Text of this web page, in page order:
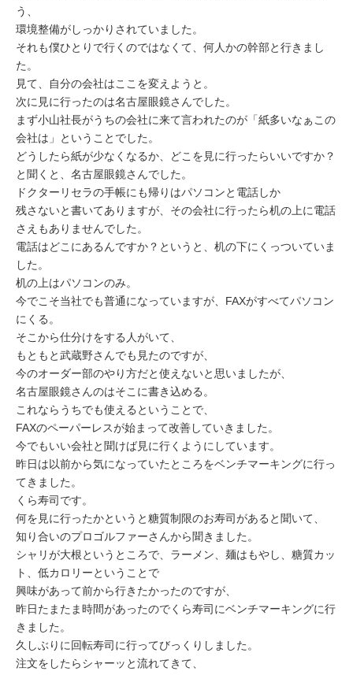
う、
環境整備がしっかりされていました。
それも僕ひとりで行くのではなくて、何人かの幹部と行きまし
た。
見て、自分の会社はここを変えようと。
次に見に行ったのは名古屋眼鏡さんでした。
まず小山社長がうちの会社に来て言われたのが「紙多いなぁこの
会社は」ということでした。
どうしたら紙が少なくなるか、どこを見に行ったらいいですか？
と聞くと、名古屋眼鏡さんでした。
ドクターリセラの手帳にも帰りはパソコンと電話しか
残さないと書いてありますが、その会社に行ったら机の上に電話
さえもありませんでした。
電話はどこにあるんですか？というと、机の下にくっついていま
した。
机の上はパソコンのみ。
今でこそ当社でも普通になっていますが、FAXがすべてパソコン
にくる。
そこから仕分けをする人がいて、
もともと武蔵野さんでも見たのですが、
今のオーダー部のやり方だと使えないと思いましたが、
名古屋眼鏡さんのはそこに書き込める。
これならうちでも使えるということで、
FAXのペーパーレスが始まって改善していきました。
今でもいい会社と聞けば見に行くようにしています。
昨日は以前から気になっていたところをベンチマーキングに行っ
てきました。
くら寿司です。
何を見に行ったかというと糖質制限のお寿司があると聞いて、
知り合いのプロゴルファーさんから聞きました。
シャリが大根というところで、ラーメン、麺はもやし、糖質カッ
ト、低カロリーということで
興味があって前から行きたかったのですが、
昨日たまたま時間があったのでくら寿司にベンチマーキングに行
きました。
久しぶりに回転寿司に行ってびっくりしました。
注文をしたらシャーッと流れてきて、